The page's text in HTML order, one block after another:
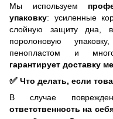
Мы используем
упаковку: усиленные
слойную защиту дна,
поролоновую
пенопластом и
гарантирует доставку
✅ Что делать, если
В случае
ответственность на